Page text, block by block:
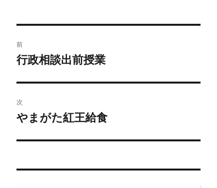
稿
ビ
ゲ
ー
前
前
投
稿:
行政相談出前授業
次
次
投
やまがた紅王給食